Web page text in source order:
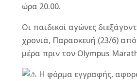
ώρα 20.00.
Οι παιδικοί αγώνες
χρονιά, Παρασκευή (23/6)
μέρα πριν τον Olympus
Η φόρμα εγγραφής,